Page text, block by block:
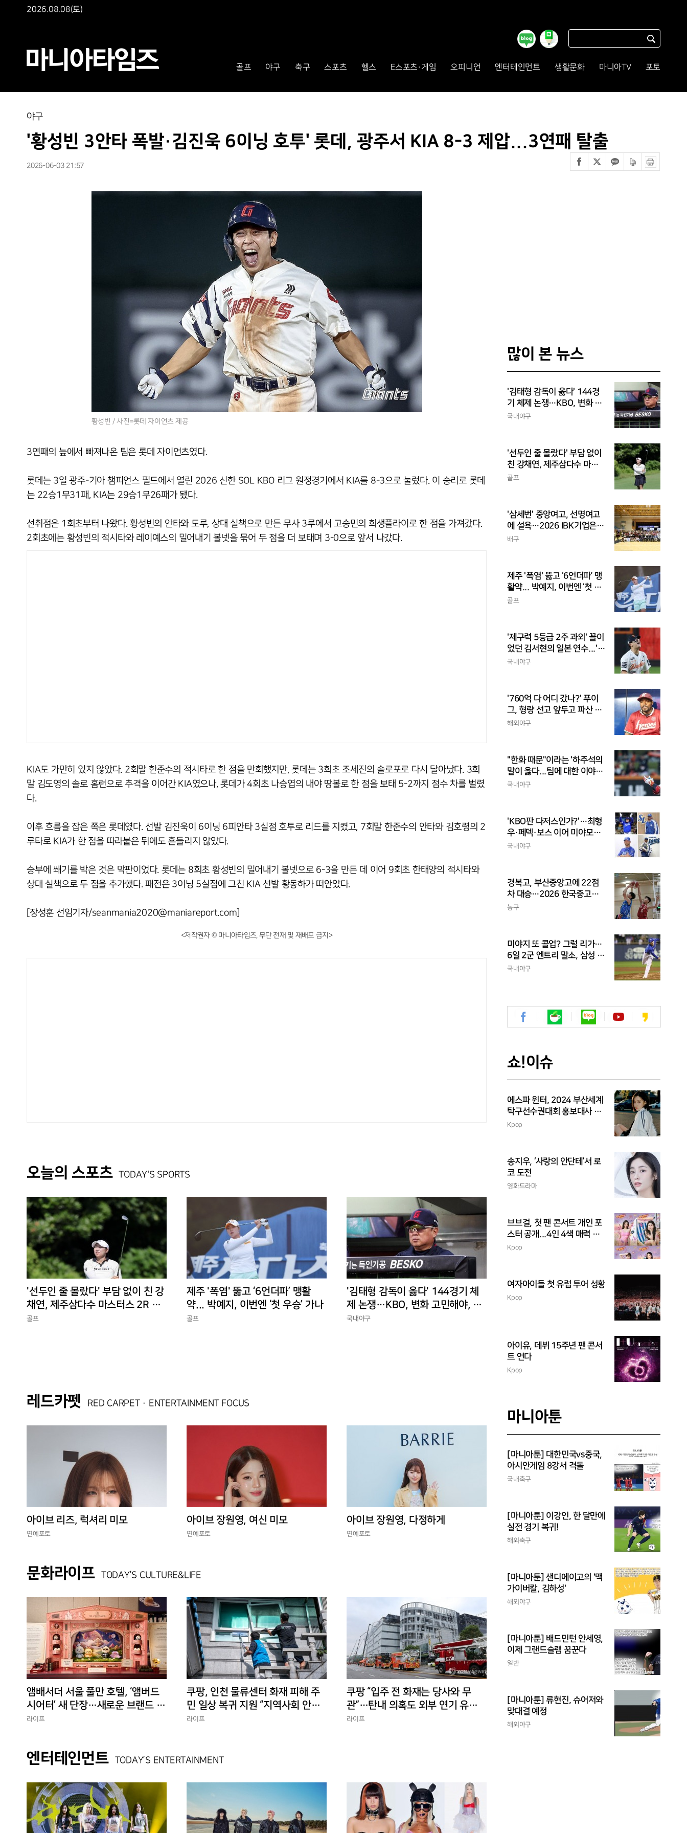
2026.08.08(토)
골프 야구 축구 스포츠 헬스 E스포츠·게임 오피니언 엔터테인먼트 생활문화 마니아TV 포토
야구
'황성빈 3안타 폭발·김진욱 6이닝 호투' 롯데, 광주서 KIA 8-3 제압...3연패 탈출
2026-06-03 21:57
황성빈 / 사진=롯데 자이언츠 제공
3연패의 늪에서 빠져나온 팀은 롯데 자이언츠였다.
롯데는 3일 광주-기아 챔피언스 필드에서 열린 2026 신한 SOL KBO 리그 원정경기에서 KIA를 8-3으로 눌렀다. 이 승리로 롯데
는 22승1무31패, KIA는 29승1무26패가 됐다.
선취점은 1회초부터 나왔다. 황성빈의 안타와 도루, 상대 실책으로 만든 무사 3루에서 고승민의 희생플라이로 한 점을 가져갔다.
2회초에는 황성빈의 적시타와 레이예스의 밀어내기 볼넷을 묶어 두 점을 더 보태며 3-0으로 앞서 나갔다.
KIA도 가만히 있지 않았다. 2회말 한준수의 적시타로 한 점을 만회했지만, 롯데는 3회초 조세진의 솔로포로 다시 달아났다. 3회
말 김도영의 솔로 홈런으로 추격을 이어간 KIA였으나, 롯데가 4회초 나승엽의 내야 땅볼로 한 점을 보태 5-2까지 점수 차를 벌렸
다.
이후 흐름을 잡은 쪽은 롯데였다. 선발 김진욱이 6이닝 6피안타 3실점 호투로 리드를 지켰고, 7회말 한준수의 안타와 김호령의 2
루타로 KIA가 한 점을 따라붙은 뒤에도 흔들리지 않았다.
승부에 쐐기를 박은 것은 막판이었다. 롯데는 8회초 황성빈의 밀어내기 볼넷으로 6-3을 만든 데 이어 9회초 한태양의 적시타와
상대 실책으로 두 점을 추가했다. 패전은 3이닝 5실점에 그친 KIA 선발 황동하가 떠안았다.
[장성훈 선임기자/seanmania2020@maniareport.com]
<저작권자 © 마니아타임즈, 무단 전재 및 재배포 금지>
오늘의 스포츠 TODAY'S SPORTS
'선두인 줄 몰랐다' 부담 없이 친 강
채연, 제주삼다수 마스터스 2R 단
독 선두
골프
제주 '폭염' 뚫고 ‘6언더파’ 맹활
약... 박예지, 이번엔 ‘첫 우승’ 가나
골프
'김태형 감독이 옳다' 144경기 체
제 논쟁…KBO, 변화 고민해야, 환
경에 맞는 경기 수가 바람직
국내야구
레드카펫 RED CARPET · ENTERTAINMENT FOCUS
아이브 리즈, 럭셔리 미모
연예포토
아이브 장원영, 여신 미모
연예포토
아이브 장원영, 다정하게
연예포토
문화라이프 TODAY’S CULTURE&LIFE
앰배서더 서울 풀만 호텔, ‘앰버드
시어터’ 새 단장…새로운 브랜드 경
험 선사
라이프
쿠팡, 인천 물류센터 화재 피해 주
민 일상 복귀 지원 “지역사회 안정
에 총력”
라이프
쿠팡 “입주 전 화재는 당사와 무
관”…탄내 의혹도 외부 연기 유입
반박
라이프
엔터테인먼트 TODAY’S ENTERTAINMENT
많이 본 뉴스
'김태형 감독이 옳다' 144경
기 체제 논쟁…KBO, 변화 고
민해야, 환경에 맞는 경기 수
국내야구
'선두인 줄 몰랐다' 부담 없이
친 강채연, 제주삼다수 마스
터스 2R 단독 선두
골프
'삼세번' 중앙여고, 선명여고
에 설욕…2026 IBK기업은행
배 전국중고배구대회 우승
배구
제주 '폭염' 뚫고 ‘6언더파’ 맹
활약... 박예지, 이번엔 ‘첫 우
승’ 가나
골프
'제구력 5등급 2주 과외' 꼴이
었던 김서현의 일본 연수...'종
합검진표'에 불과
국내야구
'760억 다 어디 갔나?' 푸이
그, 형량 선고 앞두고 파산 신
청
해외야구
"한화 때문"이라는 '하주석의
말이 옳다...팀에 대한 이야
기, 끝까지 안 하는 게 도리
국내야구
'KBO판 다저스인가?'…최형
우·페덱·보스 이어 미야모리
까지, 삼성의 '스펙 만렙' 승부
국내야구
경복고, 부산중앙고에 22점
차 대승…2026 한국중고농
구 주말리그 왕중왕전 첫 승
농구
미야지 또 콜업? 그럴 리가…
6일 2군 엔트리 말소, 삼성 새
아시아쿼터 찾았나
국내야구
쇼!이슈
에스파 윈터, 2024 부산세계
탁구선수권대회 홍보대사 위
촉
Kpop
송지우, ‘사랑의 안단테’서 로
코 도전
영화드라마
브브걸, 첫 팬 콘서트 개인 포
스터 공개...4인 4색 매력 발
산
Kpop
여자아이들 첫 유럽 투어 성황
Kpop
아이유, 데뷔 15주년 팬 콘서
트 연다
Kpop
마니아툰
[마니아툰] 대한민국vs중국,
아시안게임 8강서 격돌
국내축구
[마니아툰] 이강인, 한 달만에
실전 경기 복귀!
해외축구
[마니아툰] 샌디에이고의 '맥
가이버칼, 김하성'
해외야구
[마니아툰] 배드민턴 안세영,
이제 그랜드슬램 꿈꾼다
일반
[마니아툰] 류현진, 슈어저와
맞대결 예정
해외야구